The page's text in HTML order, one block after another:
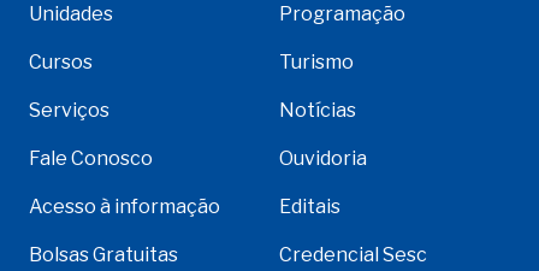
Unidades Programação
Cursos Turismo
Serviços Notícias
Fale Conosco Ouvidoria
Acesso à informação Editais
Bolsas Gratuitas Credencial Sesc